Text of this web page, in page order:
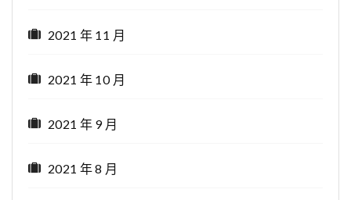
2021 年 11 月
2021 年 10 月
2021 年 9 月
2021 年 8 月